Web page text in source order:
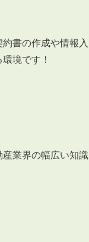
書の作成や情報
境です！
業界の幅広い知